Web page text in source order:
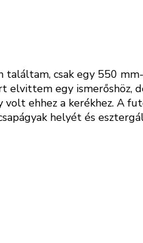
csak egy 550
egy ismerőshöz,
ehhez a kerékhez. A
helyét és